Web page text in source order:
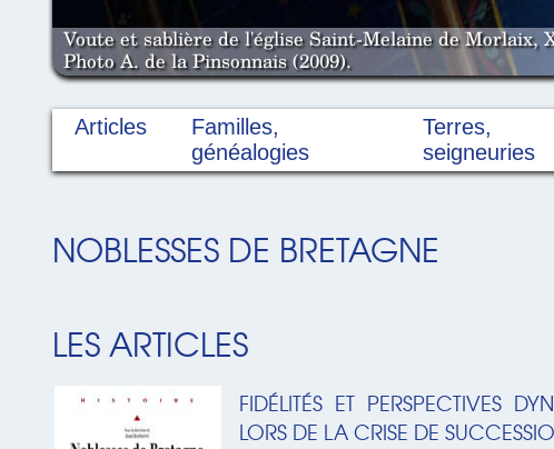
Voute et sablière de l'église Saint-Melaine de Morlaix,
Photo A. de la Pinsonnais (2009).
Articles
Familles,
généalogies
Terres,
seigneuries
NOBLESSES DE BRETAGNE
LES ARTICLES
FIDÉLITÉS ET PERSPECTIVES
LORS DE LA CRISE DE